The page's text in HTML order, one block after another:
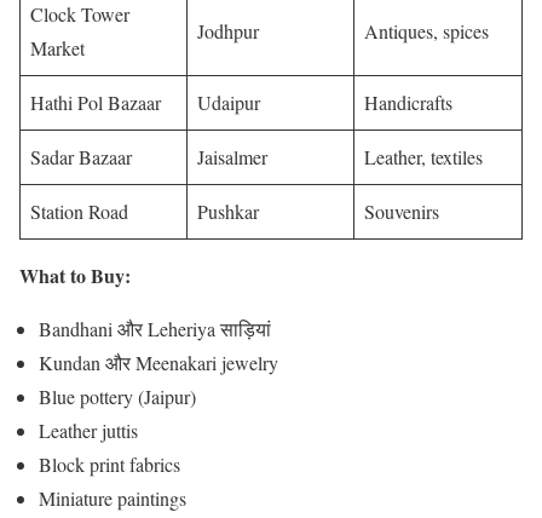
Clock Tower
Market
Jodhpur Antiques, spices
Hathi Pol Bazaar Udaipur Handicrafts
Sadar Bazaar Jaisalmer Leather, textiles
Station Road Pushkar Souvenirs
What to Buy:
Bandhani और Leheriya साड़ियां
Kundan और Meenakari jewelry
Blue pottery (Jaipur)
Leather juttis
Block print fabrics
Miniature paintings